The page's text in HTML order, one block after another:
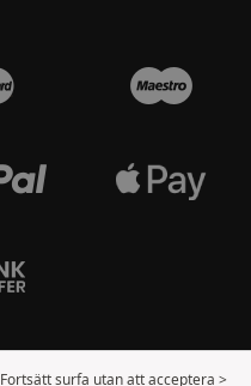
Fortsätt surfa utan att acceptera >